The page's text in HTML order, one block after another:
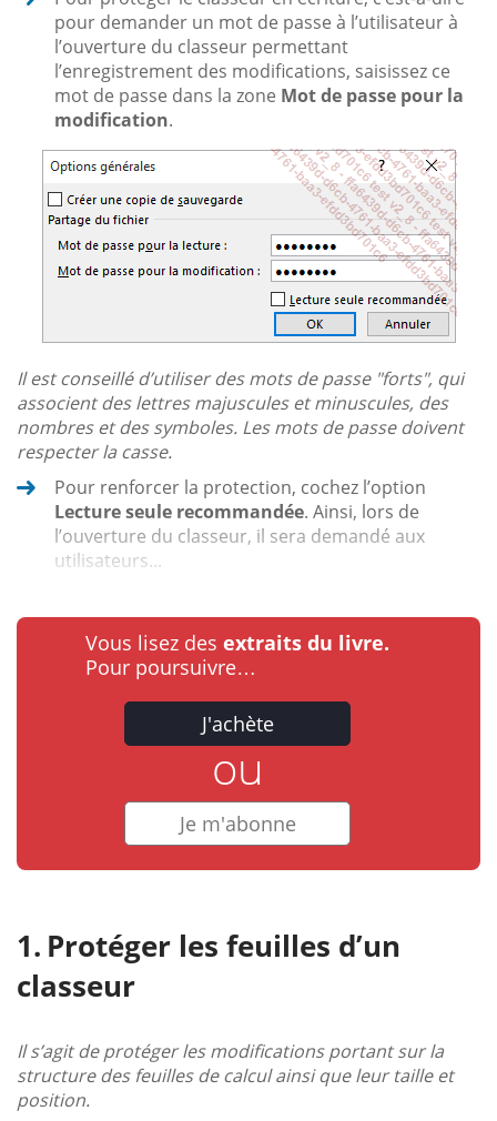
pour demander un mot de passe à l’utilisateur à
l’ouverture du classeur permettant
l’enregistrement des modifications, saisissez ce
mot de passe dans la zone Mot de passe pour la
modification.
Il est conseillé d’utiliser des mots de passe "forts", qui
associent des lettres majuscules et minuscules, des
nombres et des symboles. Les mots de passe doivent
respecter la casse.
Pour renforcer la protection, cochez l’option
Lecture seule recommandée. Ainsi, lors de
l’ouverture du classeur, il sera demandé aux
utilisateurs...
Vous lisez des extraits du livre.
Pour poursuivre…
J'achète
ou
Je m'abonne
Protéger les feuilles d’un
classeur
Il s’agit de protéger les modifications portant sur la
structure des feuilles de calcul ainsi que leur taille et
position.